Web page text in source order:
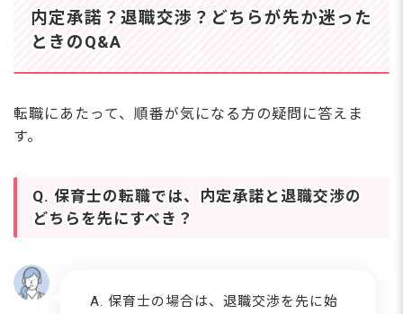
内定承諾？退職交渉？どちらが先か迷った
ときのQ&A
転職にあたって、順番が気になる方の疑問に答えま
す。
Q. 保育士の転職では、内定承諾と退職交渉の
どちらを先にすべき？
A. 保育士の場合は、退職交渉を先に始